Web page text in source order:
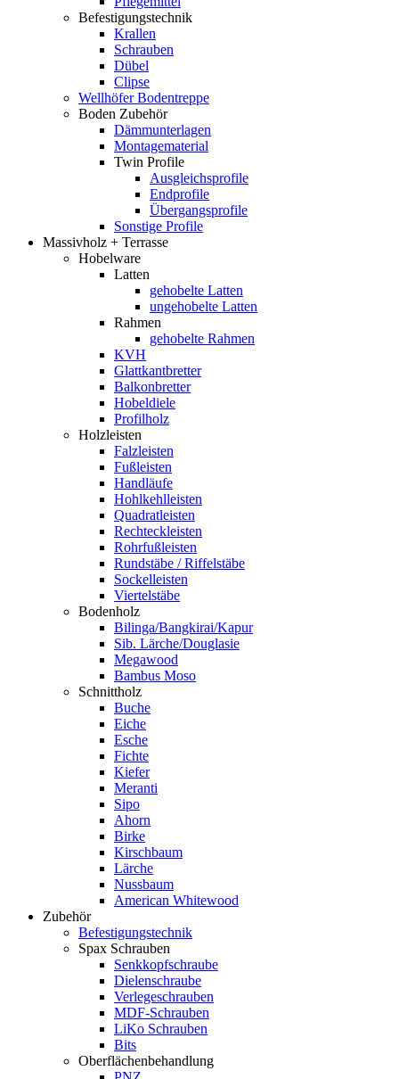
Befestigungstechnik
Krallen
Schrauben
Dübel
Clipse
Wellhöfer Bodentreppe
Boden Zubehör
Dämmunterlagen
Montagematerial
Twin Profile
Ausgleichsprofile
Endprofile
Übergangsprofile
Sonstige Profile
Massivholz + Terrasse
Hobelware
Latten
gehobelte Latten
ungehobelte Latten
Rahmen
gehobelte Rahmen
KVH
Glattkantbretter
Balkonbretter
Hobeldiele
Profilholz
Holzleisten
Falzleisten
Fußleisten
Handläufe
Hohlkehlleisten
Quadratleisten
Rechteckleisten
Rohrfußleisten
Rundstäbe / Riffelstäbe
Sockelleisten
Viertelstäbe
Bodenholz
Bilinga/Bangkirai/Kapur
Sib. Lärche/Douglasie
Megawood
Bambus Moso
Schnittholz
Buche
Eiche
Esche
Fichte
Kiefer
Meranti
Sipo
Ahorn
Birke
Kirschbaum
Lärche
Nussbaum
American Whitewood
Zubehör
Befestigungstechnik
Spax Schrauben
Senkkopfschraube
Dielenschraube
Verlegeschrauben
MDF-Schrauben
LiKo Schrauben
Bits
Oberflächenbehandlung